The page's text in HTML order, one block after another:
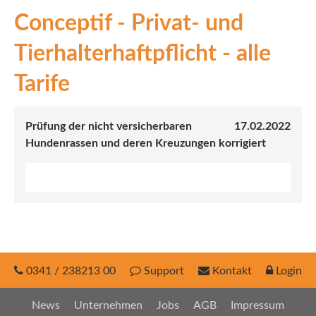
INEX
Sach
Leben
Investment
Conceptif - Privat- und
Tierhalterhaftpflicht - alle
Tarife
17.02.2022
Prüfung der nicht versicherbaren
Hundenrassen und deren Kreuzungen korrigiert
0341 / 238213 00 Support Kontakt Login
News Unternehmen Jobs AGB Impressum